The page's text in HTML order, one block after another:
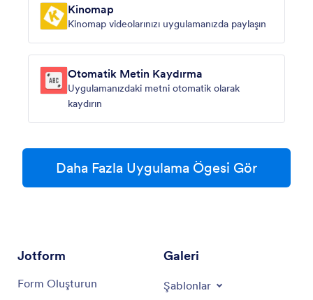
Kinomap
Kinomap videolarınızı uygulamanızda paylaşın
Otomatik Metin Kaydırma
Uygulamanızdaki metni otomatik olarak
kaydırın
Daha Fazla Uygulama Ögesi Gör
Jotform
Form Oluşturun
Galeri
Şablonlar